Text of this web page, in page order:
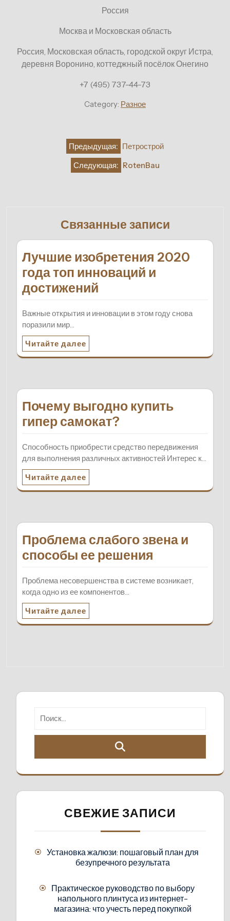
Россия
Москва и Московская область
Россия, Московская область, городской округ Истра,
деревня Воронино, коттеджный посёлок Онегино
+7 (495) 737-44-73
Category: Разное
НавигацияПредыдущая: Петрострой
Следующая: RotenBau
Связанные записи
Лучшие изобретения 2020
года топ инноваций и
достижений
Важные открытия и инновации в этом году снова
поразили мир…
Читайте далее
Почему выгодно купить
гипер самокат?
Способность приобрести средство передвижения
для выполнения различных активностей Интерес к…
Читайте далее
Проблема слабого звена и
способы ее решения
Проблема несовершенства в системе возникает,
когда одно из ее компонентов…
Читайте далее
СВЕЖИЕ ЗАПИСИ
Установка жалюзи: пошаговый план для
безупречного результата
Практическое руководство по выбору
напольного плинтуса из интернет-
магазина: что учесть перед покупкой